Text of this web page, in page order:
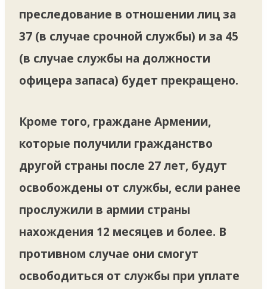
преследование в отношении лиц за
37 (в случае срочной службы) и за 45
(в случае службы на должности
офицера запаса) будет прекращено.
Кроме того, граждане Армении,
которые получили гражданство
другой страны после 27 лет, будут
освобождены от службы, если ранее
прослужили в армии страны
нахождения 12 месяцев и более. В
противном случае они смогут
освободиться от службы при уплате